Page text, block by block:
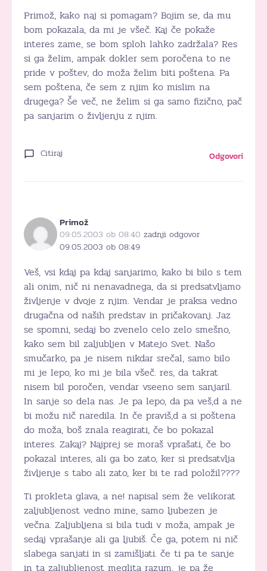
Primož, kako naj si pomagam? Bojim se, da mu
bom pokazala, da mi je všeč. Kaj če pokaže
interes zame, se bom sploh lahko zadržala? Res
si ga želim, ampak dokler sem poročena to ne
pride v poštev, do moža želim biti poštena. Pa
sem poštena, če sem z njim ko mislim na
drugega? Še več, ne želim si ga samo fizično, pač
pa sanjarim o življenju z njim.
Citiraj Odgovori
Primož
09.05.2003 ob 08:40 zadnji odgovor
09.05.2003 ob 08:49
Veš, vsi kdaj pa kdaj sanjarimo, kako bi bilo s tem
ali onim, nič ni nenavadnega, da si predsatvljamo
življenje v dvoje z njim. Vendar je praksa vedno
drugačna od naših predstav in pričakovanj. Jaz
se spomni, sedaj bo zvenelo celo zelo smešno,
kako sem bil zaljubljen v Matejo Svet. Našo
smučarko, pa je nisem nikdar srečal, samo bilo
mi je lepo, ko mi je bila všeč. res, da takrat
nisem bil poročen, vendar vseeno sem sanjaril.
In sanje so dela nas. Je pa lepo, da pa veš,d a ne
bi možu nič naredila. In če praviš,d a si poštena
do moža, boš znala reagirati, če bo pokazal
interes. Zakaj? Najprej se moraš vprašati, če bo
pokazal interes, ali ga bo zato, ker si predsatvlja
življenje s tabo ali zato, ker bi te rad položil????
Ti prokleta glava, a ne! napisal sem že velikorat
zaljubljenost vedno mine, samo ljubezen je
večna. Zaljubljena si bila tudi v moža, ampak je
sedaj vprašanje ali ga ljubiš. Če ga, potem ni nič
slabega sanjati in si zamišljati. če ti pa te sanje
in ta zaljubljenost meglita razum, je pa že